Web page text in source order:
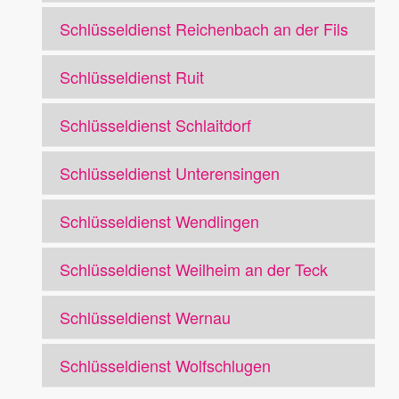
Schlüsseldienst Reichenbach an der Fils
Schlüsseldienst Ruit
Schlüsseldienst Schlaitdorf
Schlüsseldienst Unterensingen
Schlüsseldienst Wendlingen
Schlüsseldienst Weilheim an der Teck
Schlüsseldienst Wernau
Schlüsseldienst Wolfschlugen